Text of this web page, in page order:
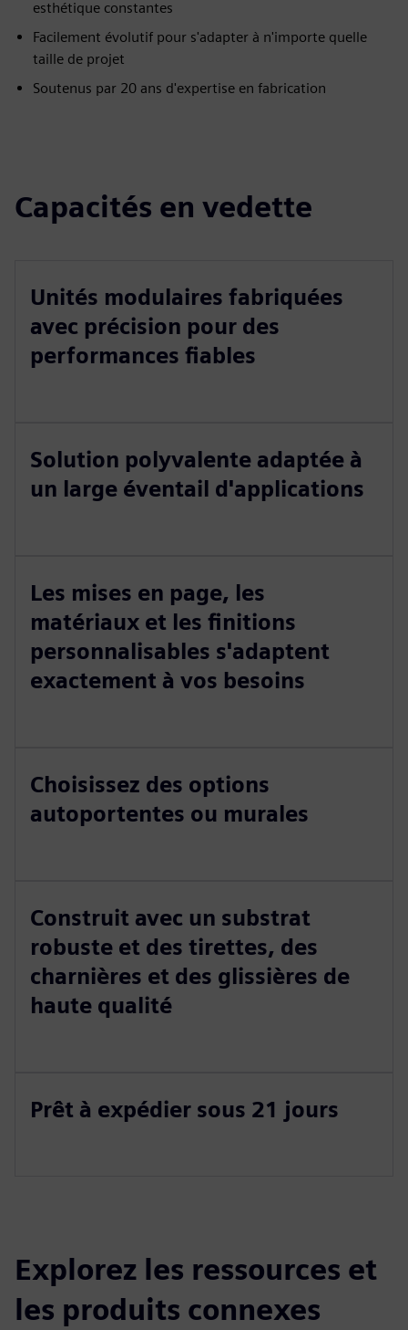
esthétique constantes
Facilement évolutif pour s'adapter à n'importe quelle
taille de projet
Soutenus par 20 ans d'expertise en fabrication
Capacités en vedette
Unités modulaires fabriquées
avec précision pour des
performances fiables
Solution polyvalente adaptée à
un large éventail d'applications
Les mises en page, les
matériaux et les finitions
personnalisables s'adaptent
exactement à vos besoins
Choisissez des options
autoportentes ou murales
Construit avec un substrat
robuste et des tirettes, des
charnières et des glissières de
haute qualité
Prêt à expédier sous 21 jours
Explorez les ressources et
les produits connexes